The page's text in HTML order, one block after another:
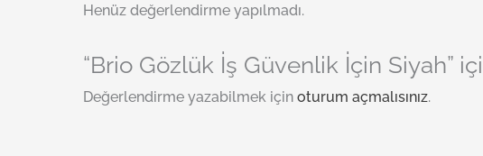
Henüz değerlendirme yapılmadı.
“Brio Gözlük İş Güvenlik İçin Siyah”
Değerlendirme yazabilmek için oturum açmalısınız.